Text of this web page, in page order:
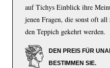
auf Tichys Einblick ihre
jenen Fragen, die sonst oft
den Teppich gekehrt werden.
DEN PREIS FÜR
BESTIMMEN SIE.